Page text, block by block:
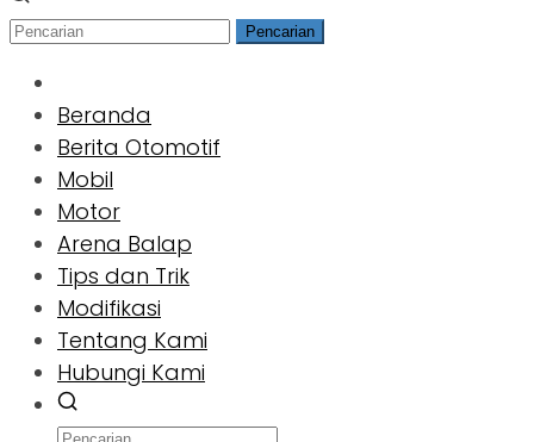
Pencarian
Beranda
Berita Otomotif
Mobil
Motor
Arena Balap
Tips dan Trik
Modifikasi
Tentang Kami
Hubungi Kami